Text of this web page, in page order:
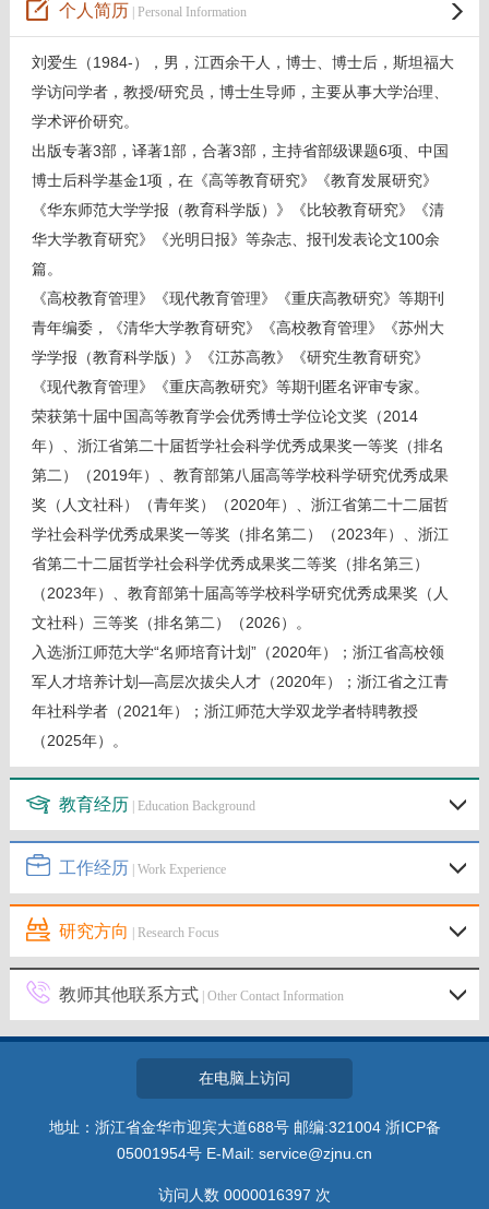
个人简历 | Personal Information
刘爱生（1984-），男，江西余干人，博士、博士后，斯坦福大
学访问学者，教授/研究员，博士生导师，主要从事大学治理、
学术评价研究。
出版专著3部，译著1部，合著3部，主持省部级课题6项、中国
博士后科学基金1项，在《高等教育研究》《教育发展研究》
《华东师范大学学报（教育科学版）》《比较教育研究》《清
华大学教育研究》《光明日报》等杂志、报刊发表论文100余
篇。
《高校教育管理》《现代教育管理》《重庆高教研究》等期刊
青年编委，《清华大学教育研究》《高校教育管理》《苏州大
学学报（教育科学版）》《江苏高教》《研究生教育研究》
《现代教育管理》《重庆高教研究》等期刊匿名评审专家。
荣获第十届中国高等教育学会优秀博士学位论文奖（2014
年）、浙江省第二十届哲学社会科学优秀成果奖一等奖（排名
第二）（2019年）、教育部第八届高等学校科学研究优秀成果
奖（人文社科）（青年奖）（2020年）、 浙江省第二十二届哲
学社会科学优秀成果奖一等奖（排名第二）（2023年）、 浙江
省第二十二届哲学社会科学优秀成果奖二等奖（排名第三）
（2023年）、 教育部第十届高等学校科学研究优秀成果奖（人
文社科）三等奖（排名第二）（2026）
。
入选浙江师范大学“名师培育计划”（2020年）；浙江省高校领
军人才培养计划—高层次拔尖人才（2020年）；浙江省之江青
年社科学者（2021年）；浙江师范大学双龙学者特聘教授
（2025年）。
教育经历 | Education Background
工作经历 | Work Experience
研究方向 | Research Focus
教师其他联系方式| Other Contact Information
在电脑上访问
地址：浙江省金华市迎宾大道688号 邮编:321004 浙ICP备
05001954号 E-Mail: service@zjnu.cn
访问人数 0000016397 次